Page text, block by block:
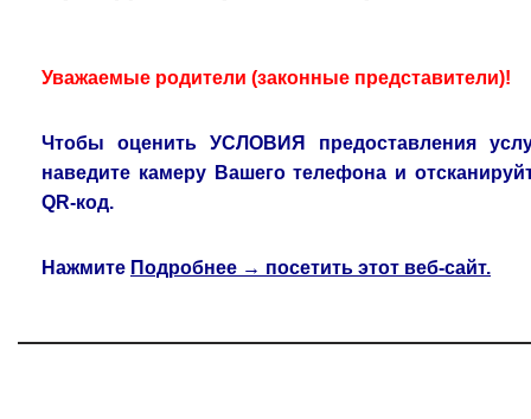
Уважаемые родители (законные представители)!
Чтобы оценить УСЛОВИЯ предоставления
наведите камеру Вашего телефона и
QR‑код.
Нажмите Подробнее → посетить этот веб-сайт.